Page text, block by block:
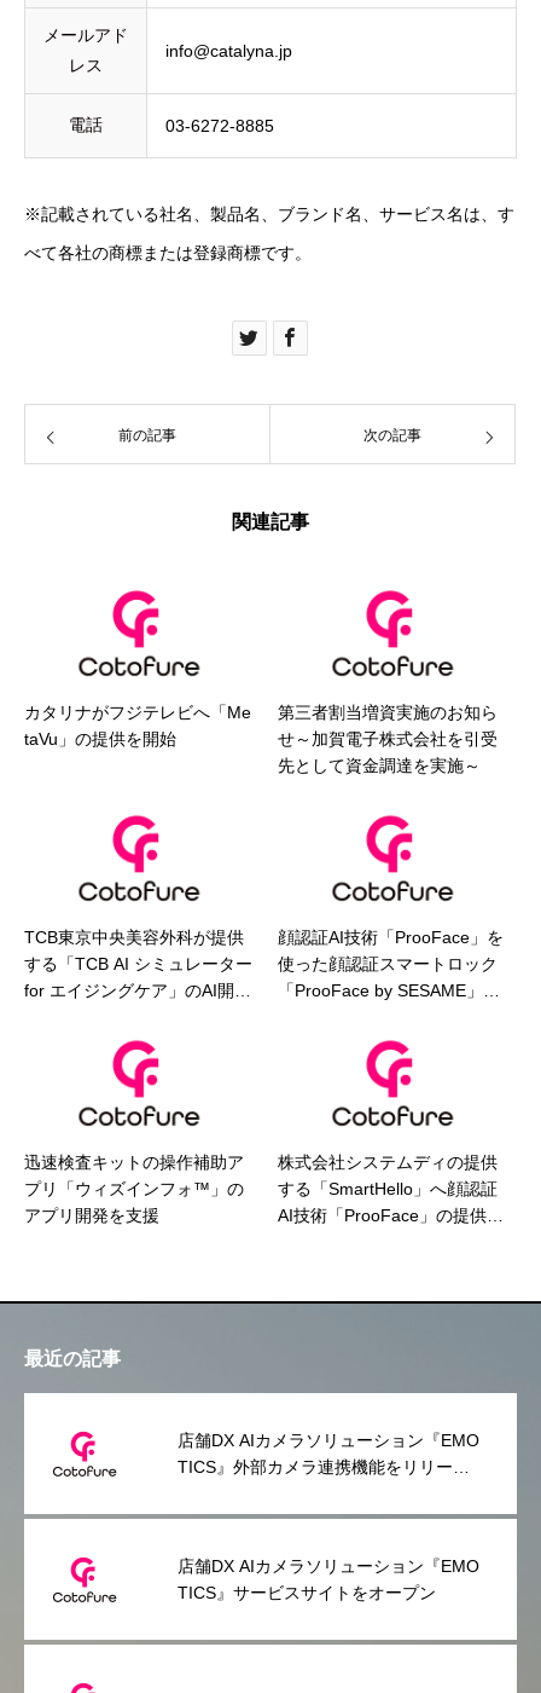
メールアド
レス
info@catalyna.jp
電話 03-6272-8885
※記載されている社名、製品名、ブランド名、サービス名は、す
べて各社の商標または登録商標です。
前の記事 次の記事
関連記事
カタリナがフジテレビへ「Me
taVu」の提供を開始
第三者割当増資実施のお知ら
せ～加賀電子株式会社を引受
先として資金調達を実施～
TCB東京中央美容外科が提供
する「TCB AI シミュレーター
for エイジングケア」のAI開発
顔認証AI技術「ProoFace」を
使った顔認証スマートロック
「ProoFace by SESAME」の
迅速検査キットの操作補助ア
プリ「ウィズインフォ™」の
アプリ開発を支援
株式会社システムディの提供
する「SmartHello」へ顔認証
AI技術「ProoFace」の提供を
最近の記事
店舗DX AIカメラソリューション『EMO
TICS』外部カメラ連携機能をリリース
ままに、常設利用のニーズにも対応～
店舗DX AIカメラソリューション『EMO
TICS』サービスサイトをオープン